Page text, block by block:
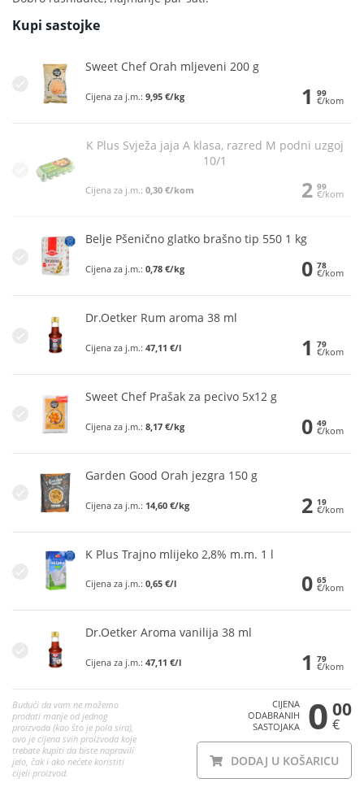
Kupi sastojke
Sweet Chef Orah mljeveni 200 g
Cijena za j.m.: 9,95 €/kg 1 99
€/kom
K Plus Svježa jaja A klasa, razred M podni uzgoj
10/1
Cijena za j.m.: 0,30 €/kom 2 99
€/kom
Belje Pšenično glatko brašno tip 550 1 kg
Cijena za j.m.: 0,78 €/kg 0 78
€/kom
Dr.Oetker Rum aroma 38 ml
Cijena za j.m.: 47,11 €/l 1 79
€/kom
Sweet Chef Prašak za pecivo 5x12 g
Cijena za j.m.: 8,17 €/kg 0 49
€/kom
Garden Good Orah jezgra 150 g
Cijena za j.m.: 14,60 €/kg 2 19
€/kom
K Plus Trajno mlijeko 2,8% m.m. 1 l
Cijena za j.m.: 0,65 €/l 0 65
€/kom
Dr.Oetker Aroma vanilija 38 ml
Cijena za j.m.: 47,11 €/l 1 79
€/kom
Budući da vam ne možemo
prodati manje od jednog
proizvoda (kao što je pola sira),
ovo je cijena svih proizvoda koje
trebate kupiti da biste napravili
jelo, čak i ako nećete koristiti
cijeli proizvod.
CIJENA
ODABRANIH
SASTOJAKA
0 00
€
DODAJ U KOŠARICU